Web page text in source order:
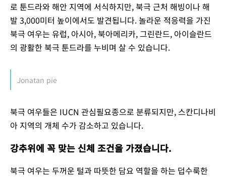
로 툰드라와 해안 지역에 서식하지만, 북극 근처 해빙이나 해
발 3,000미터 높이에서도 발견됩니다. 놀라운 적응력을 가진
북극 여우는 유럽, 아시아, 북아메리카, 그린란드, 아이슬란드
의 광활한 북극 툰드라를 누비며 살 수 있습니다.
Jonatan pie
북극 여우들은 IUCN 관심필요종으로 분류되지만, 스칸디나비
아 지역의 개체 수가 감소하고 있습니다.
강추위에 꼭 맞는 신체 조건을 가졌습니다.
북극 여우는 두꺼운 털과 따뜻한 담요 역할을 하는 덥수룩한